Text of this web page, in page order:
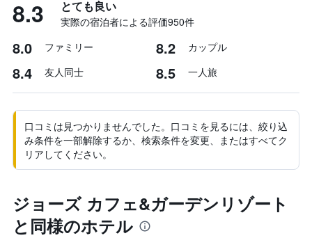
8.3 とても良い
実際の宿泊者による評価950​件
8.0 ファミリー 8.2 カップル
8.4 友人同士 8.5 一人旅
口コミは見つかりませんでした。口コミを見るには、絞り込
み条件を一部解除するか、検索条件を変更、またはすべてク
リアしてください。
ジョーズ カフェ&ガーデンリゾート
と同様のホテル